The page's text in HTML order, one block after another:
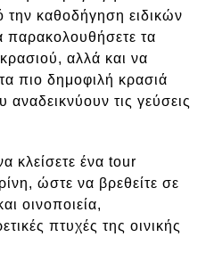
την καθοδήγηση ειδικών
παρακολουθήσετε τα
αλλά και να
πιο δημοφιλή κρασιά
αναδεικνύουν τις γεύσεις
κλείσετε ένα tour
ώστε να βρεθείτε σε
οινοποιεία,
πτυχές της οινικής